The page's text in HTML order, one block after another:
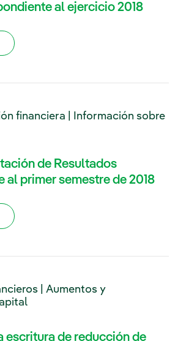
al ejercicio 2018
financiera | Información sobre
de Resultados
al primer semestre de 2018
| Aumentos y
escritura de reducción de